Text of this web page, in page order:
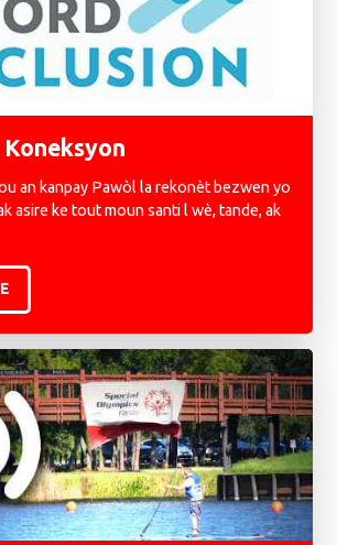
Koneksyon
an kanpay Pawòl la rekonèt bezwen yo
asire ke tout moun santi l wè, tande, ak